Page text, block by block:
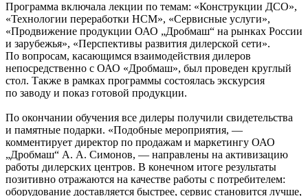
Программа включала лекции по темам: «Конструкции ДСО»,
«Технологии переработки НСМ», «Сервисные услуги»,
«Продвижение продукции ОАО „Дробмаш“ на рынках России
и зарубежья», «Перспективы развития дилерской сети».
По вопросам, касающимся взаимодействия дилеров
непосредственно с ОАО «Дробмаш», был проведен круглый
стол. Также в рамках программы состоялась экскурсия
по заводу и показ готовой продукции.
По окончании обучения все дилеры получили свидетельства
и памятные подарки. «Подобные мероприятия, —
комментирует директор по продажам и маркетингу ОАО
„Дробмаш“ А. А. Симонов, — направлены на активизацию
работы дилерских центров. В конечном итоге результаты
позитивно отражаются на качестве работы с потребителем:
оборудование доставляется быстрее, сервис становится лучше,